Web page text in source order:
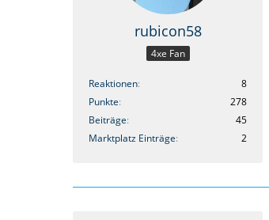
rubicon58
4xe Fan
Reaktionen
8
Punkte
278
Beiträge
45
Marktplatz Einträge
2